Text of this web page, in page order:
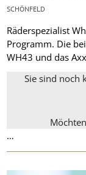
Räderspezialist
Programm. Die
WH43 und das
Sie sind noch
…
SCHÖNFELD